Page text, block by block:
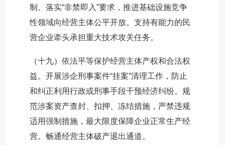
制。落实“非禁即入”要求，推进基础设施竞争
性领域向经营主体公平开放。支持有能力的民
营企业牵头承担重大技术攻关任务。
（十九）依法平等保护经营主体产权和合法权
益。开展涉企刑事案件“挂案”清理工作，防止
和纠正利用行政或刑事手段干预经济纠纷。规
范涉案资产查封、扣押、冻结措施，严禁违规
适用强制措施，最大限度保障企业正常生产经
营。畅通经营主体破产退出通道。